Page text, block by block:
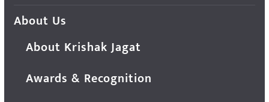
About Us
About Krishak Jagat
Awards & Recognition